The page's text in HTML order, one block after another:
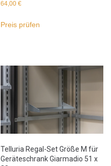
64,00€
Preis prüfen
Telluria Regal-Set Größe M für
Geräteschrank Giarmadio 51 x